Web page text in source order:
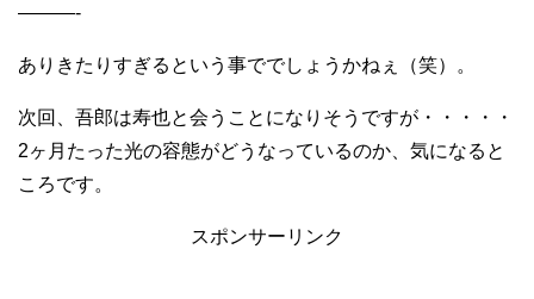
———-
ありきたりすぎるという事ででしょうかねぇ（笑）。
次回、吾郎は寿也と会うことになりそうですが・・・・・
2ヶ月たった光の容態がどうなっているのか、気になると
ころです。
スポンサーリンク